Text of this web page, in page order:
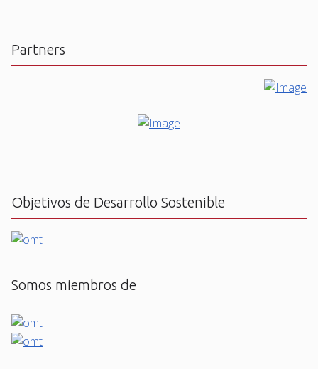
Partners
Objetivos de Desarrollo Sostenible
Somos miembros de